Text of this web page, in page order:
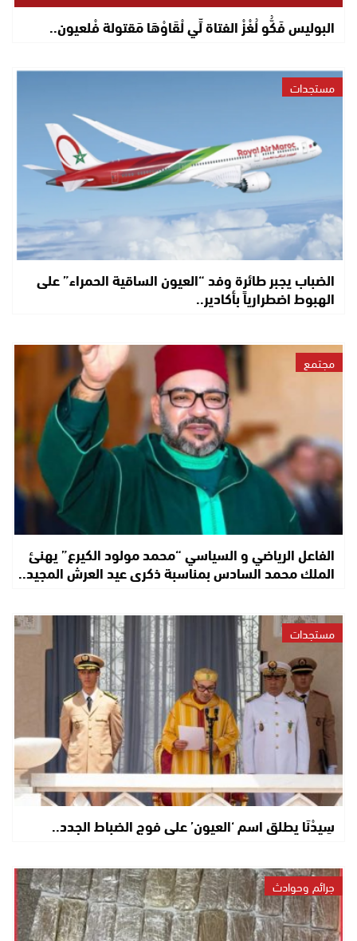
البوليس فَكُّو لُغْزْ الفتاة لِّي لْقَاوْهَا مَقتولة فْلعيون..
مستجدات
الضباب يجبر طائرة وفد “العيون الساقية الحمراء” على
الهبوط اضطرارياً بأكادير..
مجتمع
الفاعل الرياضي و السياسي “محمد مولود الكيرع” يهنئ
الملك محمد السادس بمناسبة ذكرى عيد العرش المجيد..
مستجدات
سِيدْنَا يطلق اسم ‘العيون’ على فوج الضباط الجدد..
جرائم وحوادث